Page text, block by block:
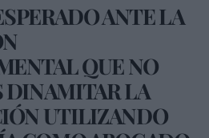
ANTE LA
QUE NO
DINAMITAR LA
UTILIZANDO